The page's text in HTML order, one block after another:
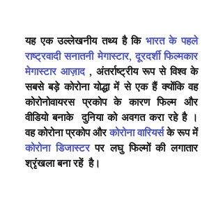
यह एक उल्लेखनीय तथ्य है कि भारत के पहले
राष्ट्रवादी सनातनी मेगास्टार, दूरदर्शी फिल्मकार
मेगास्टार आज़ाद , अंतर्राष्ट्रीय रूप से विश्व के
सबसे बड़े कोरोना योद्धा में से एक हैं क्योंकि वह
कोरोनोवायरस प्रकोप के कारण फिल्म और
वीडियो बनाके  दुनिया को अवगत करा रहे है
वह कोरोना प्रकोप और कोरोना वारियर्स
के रूप में
कोरोना डिजास्टर पर लघु फिल्मों की लगातार
श्रृंखला बना रहें  है।